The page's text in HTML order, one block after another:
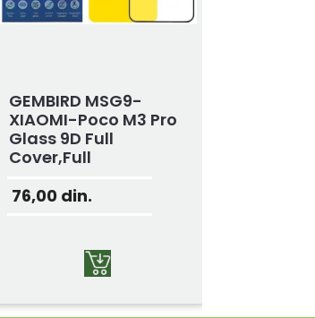
GEMBIRD MSG9-
XIAOMI-Poco M3 Pro
Glass 9D Full
Cover,full
76,00 din.